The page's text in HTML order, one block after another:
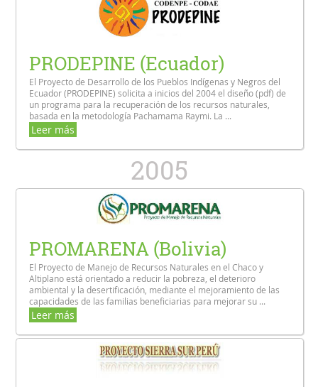
PRODEPINE (Ecuador)
El Proyecto de Desarrollo de los Pueblos Indígenas y Negros del
Ecuador (PRODEPINE) solicita a inicios del 2004 el diseño (pdf) de
un programa para la recuperación de los recursos naturales,
basada en la metodología Pachamama Raymi. La ...
Leer más
2005
PROMARENA (Bolivia)
El Proyecto de Manejo de Recursos Naturales en el Chaco y
Altiplano está orientado a reducir la pobreza, el deterioro
ambiental y la desertificación, mediante el mejoramiento de las
capacidades de las familias beneficiarias para mejorar su ...
Leer más